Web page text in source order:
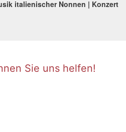
italienischer Nonnen | Konzert
Sie uns helfen!